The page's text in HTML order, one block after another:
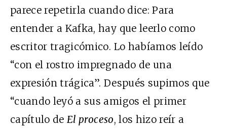
parece repetirla cuando dice: Para
entender a Kafka, hay que leerlo como
escritor tragicómico. Lo habíamos leído
“con el rostro impregnado de una
expresión trágica”. Después supimos que
“cuando leyó a sus amigos el primer
capítulo deEl proceso, los hizo reír a